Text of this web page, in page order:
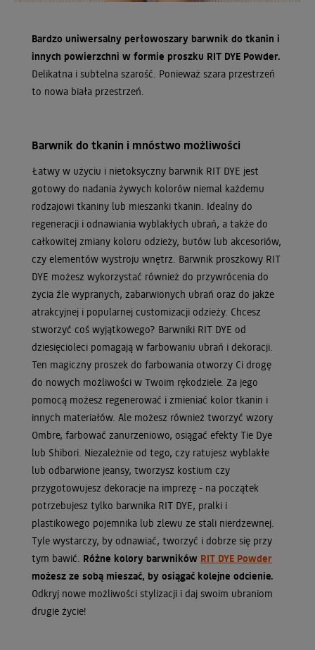
Bardzo uniwersalny perłowoszary barwnik do tkanin i
innych powierzchni w formie proszku RIT DYE Powder.
Delikatna i subtelna szarość. Ponieważ szara przestrzeń
to nowa biała przestrzeń.
Barwnik do tkanin i mnóstwo możliwości
Łatwy w użyciu i nietoksyczny barwnik RIT DYE jest
gotowy do nadania żywych kolorów niemal każdemu
rodzajowi tkaniny lub mieszanki tkanin. Idealny do
regeneracji i odnawiania wyblakłych ubrań, a także do
całkowitej zmiany koloru odzieży, butów lub akcesoriów,
czy elementów wystroju wnętrz. Barwnik proszkowy RIT
DYE możesz wykorzystać również do przywrócenia do
życia źle wypranych, zabarwionych ubrań oraz do jakże
atrakcyjnej i popularnej customizacji odzieży. Chcesz
stworzyć coś wyjątkowego? Barwniki RIT DYE od
dziesięcioleci pomagają w farbowaniu ubrań i dekoracji.
Ten magiczny proszek do farbowania otworzy Ci drogę
do nowych możliwości w Twoim rękodziele. Za jego
pomocą możesz regenerować i zmieniać kolor tkanin i
innych materiałów. Ale możesz również tworzyć wzory
Ombre, farbować zanurzeniowo, osiągać efekty Tie Dye
lub Shibori. Niezależnie od tego, czy ratujesz wyblakłe
lub odbarwione jeansy, tworzysz kostium czy
przygotowujesz dekoracje na imprezę - na początek
potrzebujesz tylko barwnika RIT DYE, pralki i
plastikowego pojemnika lub zlewu ze stali nierdzewnej.
Tyle wystarczy, by odnawiać, tworzyć i dobrze się przy
tym bawić. Różne kolory barwników RIT DYE Powder
możesz ze sobą mieszać, by osiągać kolejne odcienie.
Odkryj nowe możliwości stylizacji i daj swoim ubraniom
drugie życie!